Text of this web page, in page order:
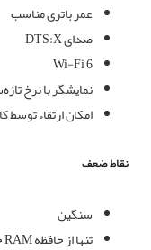
عمر باتری مناسب
صدای DTS:X
Wi-Fi 6
نمایشگر با نرخ تازه‌سازی
امکان ارتقاء توسط
نقاط ضعف
سنگین
تنها از حافظه RAM حداکثر ۳۲ گیگابایتی پشتیبانی می‌کند